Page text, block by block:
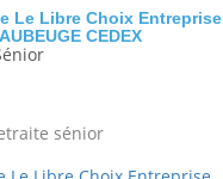
Le Libre Choix Entreprise
CEDEX
sénior